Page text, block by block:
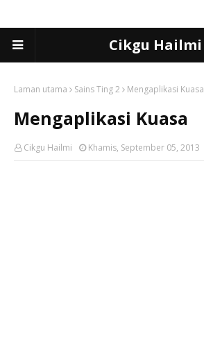
Cikgu Hailmi
Laman utama Sains Ting 2 Mengaplikasi Kuasa
Mengaplikasi Kuasa
Cikgu Hailmi Khamis, September 05, 2013